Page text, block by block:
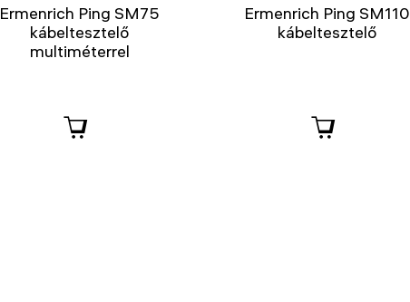
Ermenrich Ping SM75
kábeltesztelő
multiméterrel
Ermenrich Ping SM110
kábeltesztelő